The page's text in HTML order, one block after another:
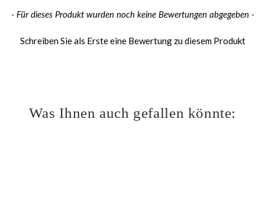
- Für dieses Produkt wurden noch keine Bewertungen abgegeben -
Schreiben Sie als Erste eine Bewertung zu diesem Produkt
New content loaded
Was Ihnen auch gefallen könnte: